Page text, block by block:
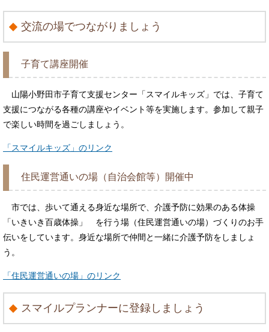
交流の場でつながりましょう
子育て講座開催
山陽小野田市子育て支援センター「スマイルキッズ」では、子育て
支援につながる各種の講座やイベント等を実施します。参加して親子
で楽しい時間を過ごしましょう。
「スマイルキッズ」のリンク
住民運営通いの場（自治会館等）開催中
市では、歩いて通える身近な場所で、介護予防に効果のある体操
「いきいき百歳体操」 を行う場（住民運営通いの場）づくりのお手
伝いをしています。身近な場所で仲間と一緒に介護予防をしましょ
う。
「住民運営通いの場」のリンク
スマイルプランナーに登録しましょう